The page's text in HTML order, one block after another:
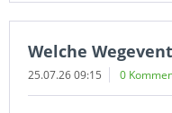
Welche
25.07.26 09:15 0